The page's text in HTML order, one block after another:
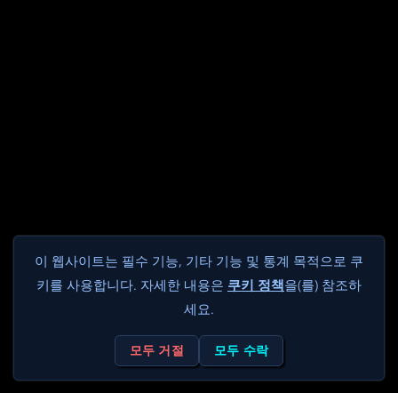
이 웹사이트는 필수 기능, 기타 기능 및 통계 목적으로 쿠
키를 사용합니다. 자세한 내용은 쿠키 정책을(를) 참조하
세요.
모두 거절 모두 수락